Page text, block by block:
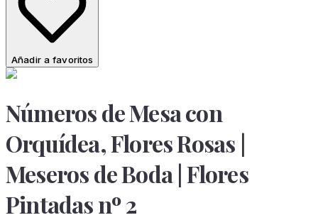
Añadir a favoritos
Números de Mesa con
Orquídea, Flores Rosas |
Meseros de Boda | Flores
Pintadas nº 2